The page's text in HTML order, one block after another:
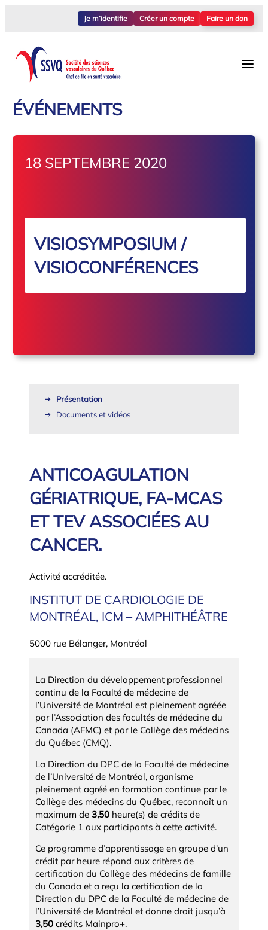
Je m’identifie Créer un compte Faire un don
ÉVÉNEMENTS
18 SEPTEMBRE 2020
VISIOSYMPOSIUM /
VISIOCONFÉRENCES
Présentation
Documents et vidéos
ANTICOAGULATION
GÉRIATRIQUE, FA-MCAS
ET TEV ASSOCIÉES AU
CANCER.
Activité accréditée.
INSTITUT DE CARDIOLOGIE DE
MONTRÉAL, ICM – AMPHITHÉÂTRE
5000 rue Bélanger, Montréal
La Direction du développement professionnel
continu de la Faculté de médecine de
l’Université de Montréal est pleinement agréée
par l’Association des facultés de médecine du
Canada (AFMC) et par le Collège des médecins
du Québec (CMQ).
La Direction du DPC de la Faculté de médecine
de l’Université de Montréal, organisme
pleinement agréé en formation continue par le
Collège des médecins du Québec, reconnaît un
maximum de3,50 heure(s) de crédits de
Catégorie 1 aux participants à cette activité.
Ce programme d’apprentissage en groupe d’un
crédit par heure répond aux critères de
certification du Collège des médecins de famille
du Canada et a reçu la certification de la
Direction du DPC de la Faculté de médecine de
l’Université de Montréal et donne droit jusqu’à
3,50 crédits Mainpro+.